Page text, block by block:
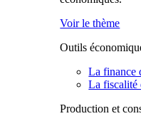
Voir le thème
Outils
La finance
La fiscalité
Production et